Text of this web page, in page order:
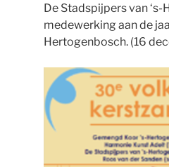
De Stadspijpers van
medewerking aan de
Hertogenbosch. (16